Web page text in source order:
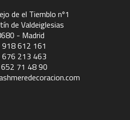
de el Tiemblo nº1
de Valdeiglesias
- Madrid
918 612 161
676 213 463
71 48 90